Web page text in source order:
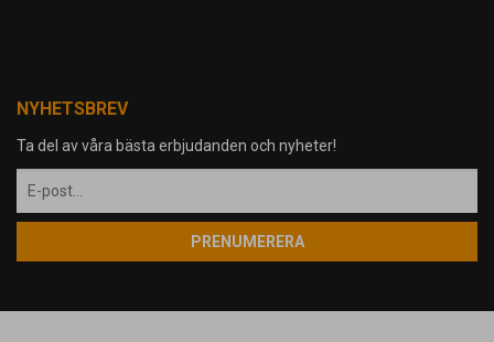
NYHETSBREV
Ta del av våra bästa erbjudanden och nyheter!
PRENUMERERA